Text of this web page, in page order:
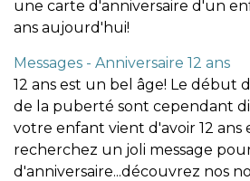
une carte d'anniversaire d'un
ans aujourd'hui!
Messages - Anniversaire 12 ans
12 ans est un bel âge! Le début
de la puberté sont cependant
votre enfant vient d'avoir 12 ans
recherchez un joli message
d'anniversaire...découvrez nos